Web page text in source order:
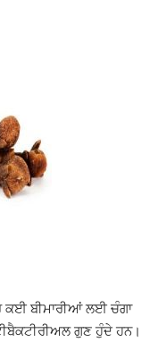
ਬੀਮਾਰੀਆਂ ਲਈ ਚੰਗਾ
ਗੁਣ ਹੁੰਦੇ ਹਨ।